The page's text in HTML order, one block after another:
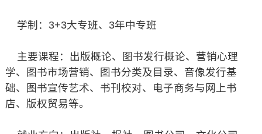
学制：3+3大专班、3年中专班
主要课程：出版概论、图书发行概论、营销心理
学、图书市场营销、图书分类及目录、音像发行基
础、图书宣传艺术、书刊校对、电子商务与网上书
店、版权贸易等。